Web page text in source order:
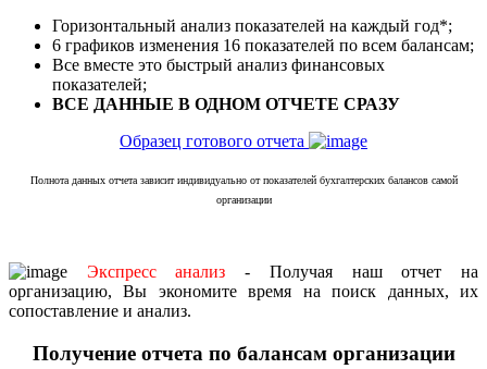
Горизонтальный анализ показателей на каждый год*;
6 графиков изменения 16 показателей по всем балансам;
Все вместе это быстрый анализ финансовых
показателей;
ВСЕ ДАННЫЕ В ОДНОМ ОТЧЕТЕ СРАЗУ
Образец готового отчета
Полнота данных отчета зависит индивидуально от показателей бухгалтерских балансов самой
организации
Экспресс анализ - Получая наш отчет на
организацию, Вы экономите время на поиск данных, их
сопоставление и анализ.
Получение отчета по балансам организации